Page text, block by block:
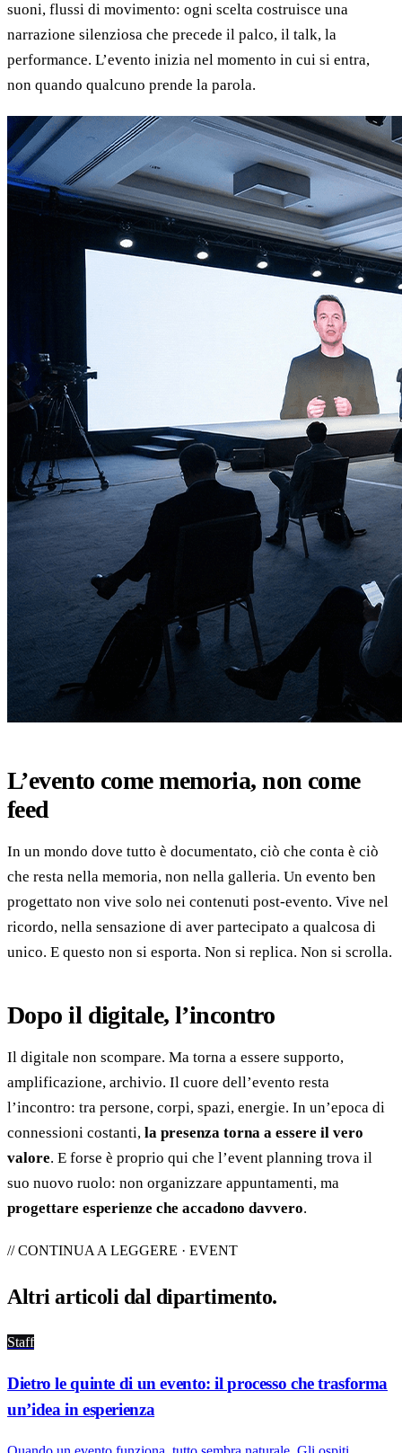
suoni, flussi di movimento: ogni scelta costruisce una
narrazione silenziosa che precede il palco, il talk, la
performance. L’evento inizia nel momento in cui si entra,
non quando qualcuno prende la parola.
L’evento come memoria, non come
feed
In un mondo dove tutto è documentato, ciò che conta è ciò
che resta nella memoria, non nella galleria. Un evento ben
progettato non vive solo nei contenuti post-evento. Vive nel
ricordo, nella sensazione di aver partecipato a qualcosa di
unico. E questo non si esporta. Non si replica. Non si scrolla.
Dopo il digitale, l’incontro
Il digitale non scompare. Ma torna a essere supporto,
amplificazione, archivio. Il cuore dell’evento resta
l’incontro: tra persone, corpi, spazi, energie. In un’epoca di
connessioni costanti, la presenza torna a essere il vero
valore. E forse è proprio qui che l’event planning trova il
suo nuovo ruolo: non organizzare appuntamenti, ma
progettare esperienze che accadono davvero.
// CONTINUA A LEGGERE · EVENT
Altri articoli dal dipartimento.
Staff
Dietro le quinte di un evento: il processo che trasforma
un’idea in esperienza